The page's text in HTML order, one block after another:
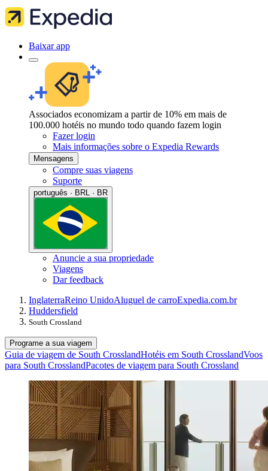
Baixar app
Associados economizam a partir de 10% em mais de
100.000 hotéis no mundo todo quando fazem login
Fazer login
Mais informações sobre o Expedia Rewards
Mensagens
Compre suas viagens
Suporte
português · BRL · BR
Anuncie a sua propriedade
Viagens
Dar feedback
InglaterraReino UnidoAluguel de carroExpedia.com.br
Huddersfield
South Crossland
Programe a sua viagem
Guia de viagem de South CrosslandHotéis em South CrosslandVoos
para South CrosslandPacotes de viagem para South Crossland